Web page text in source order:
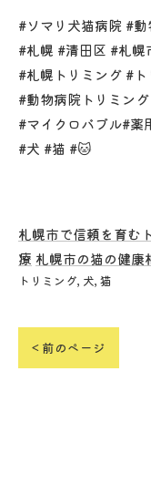
#ソマリ犬猫病院 #動
#札幌 #清田区 #札幌
#札幌トリミング #
#動物病院トリミング
#マイクロバブル#薬
#犬 #猫 #🐱
札幌市で信頼を育む
療 札幌市の猫の健康
トリミング 犬 猫
< 前のページ